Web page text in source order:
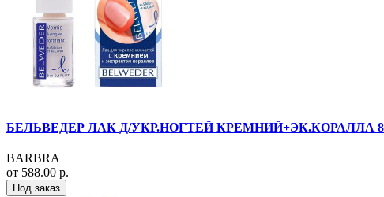
БЕЛЬВЕДЕР ЛАК Д/УКР.НОГТЕЙ КРЕМНИЙ+ЭК.КОРАЛЛА
BARBRA
от 588.00 р.
Под заказ